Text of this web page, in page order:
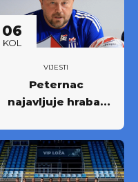
06
KOL
VIJESTI
Peternac
najavljuje hrabar